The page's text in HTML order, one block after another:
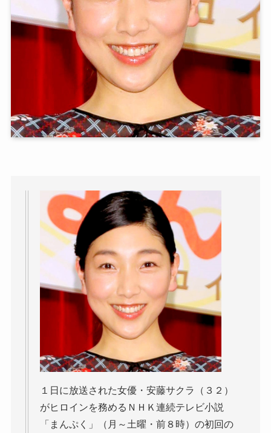
１日に放送された女優・安藤サクラ（３２）
がヒロインを務めるＮＨＫ連続テレビ小説
「まんぷく」（月～土曜・前８時）の初回の